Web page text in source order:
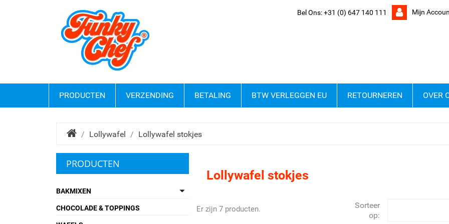
Mijn
Bel Ons:+31 (0) 647 140 111
PRODUCTEN VERZENDING BETALING BTW VERLEGGEN EU RETOURNEREN OVER
Lollywafel Lollywafel stokjes
PRODUCTEN

BAKMIXEN
CHOCOLADE & TOPPINGS
Lollywafel stokjes
Er zijn 7 producten.
Sorteer
op: